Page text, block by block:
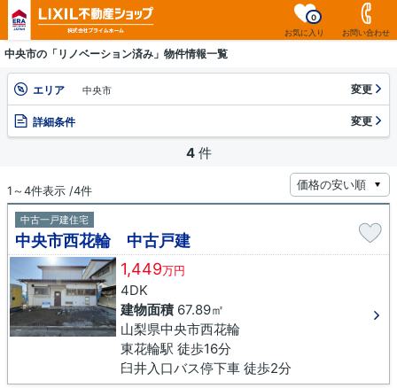
お気に入り
0
お問い合わせ
中央市の「リノベーション済み」物件情報一覧
エリア 中央市 変更
詳細条件 変更
4 件
1～4件表示 /4件
中古一戸建住宅
中央市西花輪 中古戸建
1,449万円
4DK
建物面積67.89㎡
山梨県中央市西花輪
東花輪駅 徒歩16分
臼井入口バス停下車 徒歩2分